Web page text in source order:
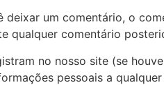
deixar um comentário, o
qualquer comentário
no nosso site (se
pessoais a